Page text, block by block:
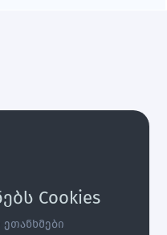
Cookies
ეთანხმები